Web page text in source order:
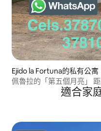
Ejido la Fortuna的私有公寓
佩魯拉的「第五個月亮」
適合家